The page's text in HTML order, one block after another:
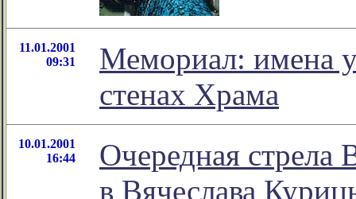
11.01.2001
09:31
Мемориал: имена
стенах Храма
10.01.2001
16:44
Очередная стрела
в Вячеслава